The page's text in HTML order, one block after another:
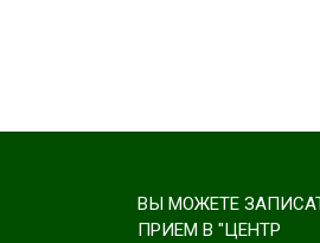
ВЫ МОЖЕТЕ
ПРИЕМ В "ЦЕНТР